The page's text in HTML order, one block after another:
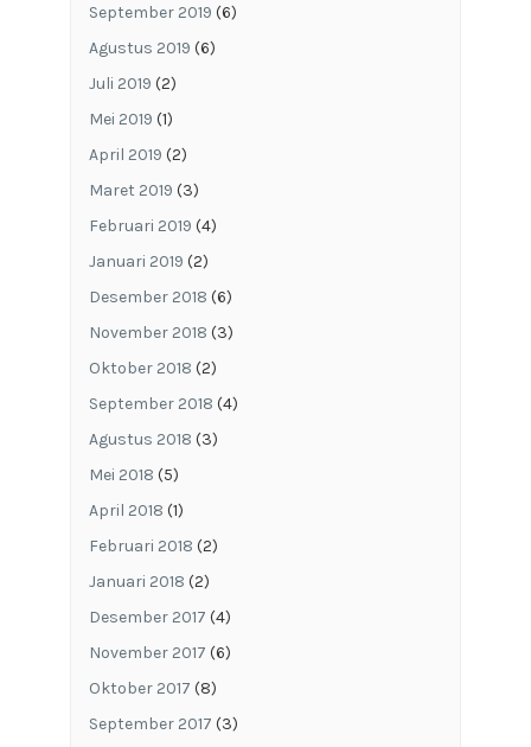
September 2019 (6)
Agustus 2019 (6)
Juli 2019 (2)
Mei 2019 (1)
April 2019 (2)
Maret 2019 (3)
Februari 2019 (4)
Januari 2019 (2)
Desember 2018 (6)
November 2018 (3)
Oktober 2018 (2)
September 2018 (4)
Agustus 2018 (3)
Mei 2018 (5)
April 2018 (1)
Februari 2018 (2)
Januari 2018 (2)
Desember 2017 (4)
November 2017 (6)
Oktober 2017 (8)
September 2017 (3)